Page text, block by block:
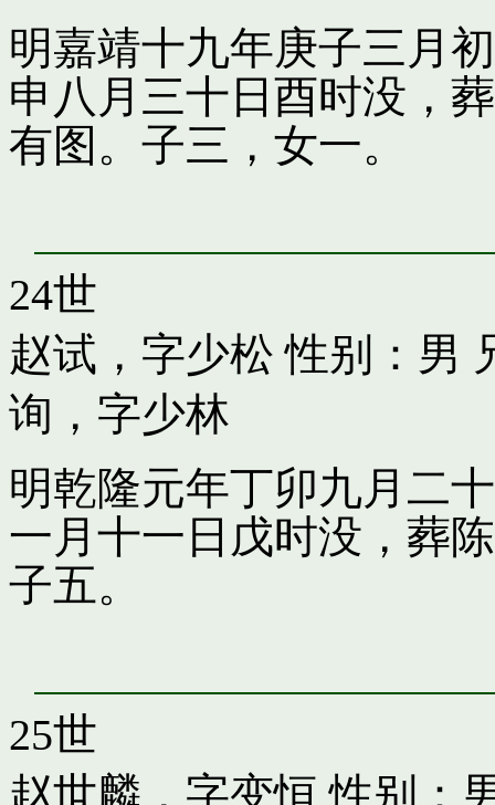
明嘉靖十九年庚子三月
申八月三十日酉时没，
有图。子三，女一。
24世
赵试，字少松 性别：男
询，字少林
明乾隆元年丁卯九月二
一月十一日戊时没，葬
子五。
25世
赵世麟，字变恒 性别：